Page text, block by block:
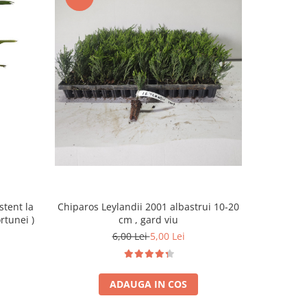
la
)
Chiparos Leylandii 2001 albastrui 10-20
cm , gard viu
6,00 Lei5,00 Lei
ADAUGA IN COS